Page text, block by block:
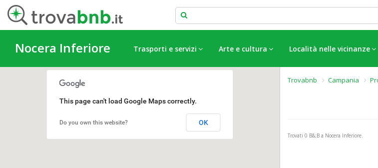
Nocera Inferiore Trasporti e servizi Arte e cultura Località nelle vicinanze
Trovabnb Campania
Trovati 0 B&;B a Nocera Inferiore.
This page can't load Google Maps correctly.
Do you own this website? OK